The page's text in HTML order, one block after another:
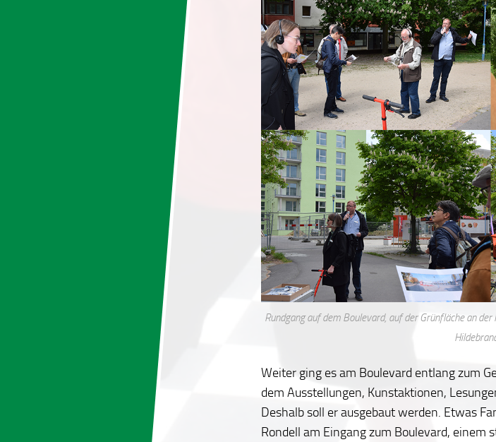
Rundgang auf dem Boulevard, auf der Grünfläche an
Weiter ging es am Boulevard entlang zum
dem Ausstellungen, Kunstaktionen,
Deshalb soll er ausgebaut werden. Etwas
Rondell am Eingang zum Boulevard,